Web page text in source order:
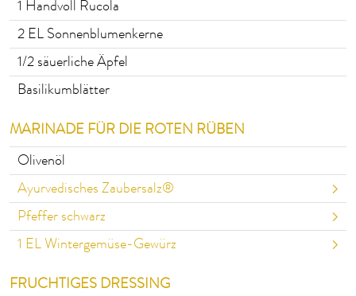
1 Handvoll Rucola
2 EL Sonnenblumenkerne
1/2 säuerliche Äpfel
Basilikumblätter
MARINADE FÜR DIE ROTEN RÜBEN
Olivenöl
Ayurvedisches Zaubersalz®
Pfeffer schwarz
1 EL Wintergemüse-Gewürz
FRUCHTIGES DRESSING